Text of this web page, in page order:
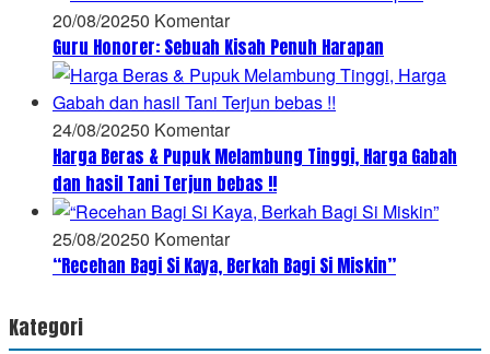
20/08/20250 Komentar
Guru Honorer: Sebuah Kisah Penuh Harapan
24/08/20250 Komentar
Harga Beras & Pupuk Melambung Tinggi, Harga Gabah
dan hasil Tani Terjun bebas !!
25/08/20250 Komentar
“Recehan Bagi Si Kaya, Berkah Bagi Si Miskin”
Kategori